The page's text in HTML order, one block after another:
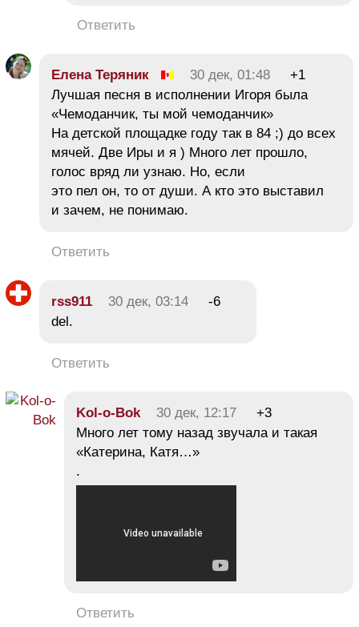
Ответить
Елена Теряник 30 дек, 01:48
+1
Лучшая песня в исполнении Игоря была
«Чемоданчик, ты мой чемоданчик»
На детской площадке году так в 84 ;) до всех
мячей. Две Иры и я ) Много лет прошло,
голос вряд ли узнаю. Но, если
это пел он, то от души. А кто это выставил
и зачем, не понимаю.
Ответить
rss911 30 дек, 03:14
-6
del.
Ответить
Kol-o-Bok 30 дек, 12:17
+3
Много лет тому назад звучала и такая
«Катерина, Катя…»
.
Ответить